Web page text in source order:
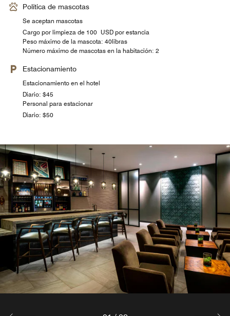
Política de mascotas
Se aceptan mascotas
Cargo por limpieza de 100 USD por estancia
Peso máximo de la mascota: 40libras
Número máximo de mascotas en la habitación: 2
Estacionamiento
Estacionamiento en el hotel
Diario: $45
Personal para estacionar
Diario: $50